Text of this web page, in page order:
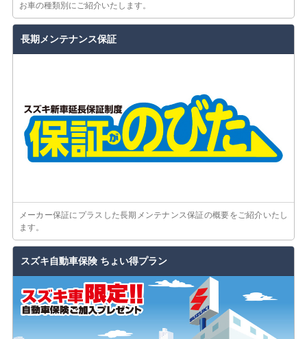
お車の種類別にご紹介いたします。
長期メンテナンス保証
メーカー保証にプラスした長期メンテナンス保証の概要をご紹介いたし
ます。
スズキ自動車保険 ちょい得プラン